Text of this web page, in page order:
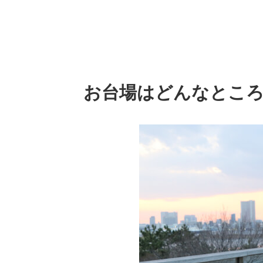
お台場はどんなとこ